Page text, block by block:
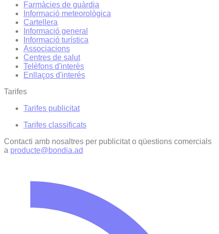
Farmàcies de guàrdia
Informació meteorològica
Cartellera
Informació general
Informació turística
Associacions
Centres de salut
Telèfons d'interès
Enllaços d'interés
Tarifes
Tarifes publicitat
Tarifes classificats
Contacti amb nosaltres per publicitat o qüestions comercials
a producte@bondia.ad